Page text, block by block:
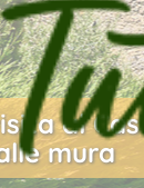
al
mura